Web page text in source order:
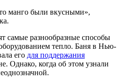
манго были вкусными»,
самые разнообразные способы
тепло. Баня в Нью-
его для поддержания
Однако, когда об этом узнали